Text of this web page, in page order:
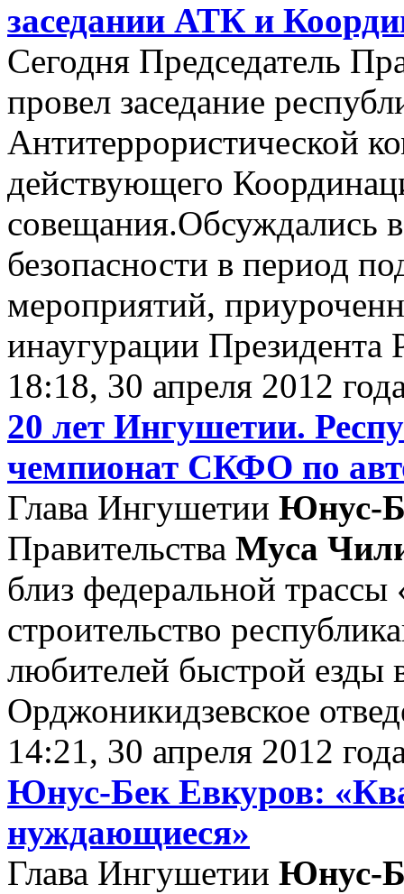
заседании АТК и
Сегодня Председатель
провел заседание
Антитеррористической
действующего
совещания.Обсуждались
безопасности в период
мероприятий,
инаугурации Президента
18:18, 30 апреля 2012
20 лет Ингушетии.
чемпионат СКФО по
Глава Ингушетии Юнус-
Правительства Муса
близ федеральной трассы
строительство
любителей быстрой езды
Орджоникидзевское
14:21, 30 апреля 2012
Юнус-Бек Евкуров:
нуждающиеся»
Глава Ингушетии Юнус-